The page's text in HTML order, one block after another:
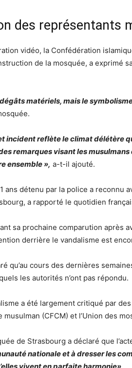
des représentants
vidéo, la Confédération
de la mosquée, a exprimé
dégâts matériels, mais le
incident reflète le climat délétère
remarques visant les
ensemble », a-t-il ajouté.
ans détenu par la police a reconnu
a rapporté le quotidien
sa prochaine comparution après
derrière le vandalisme est
qu’au cours des dernières
les autorités n’ont pas répondu.
a été largement critiqué par
(CFCM) et l’Union des
de Strasbourg a déclaré que
nationale et à dresser les